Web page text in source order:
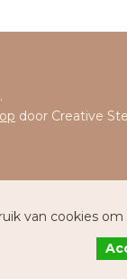
door Creative
van cookies